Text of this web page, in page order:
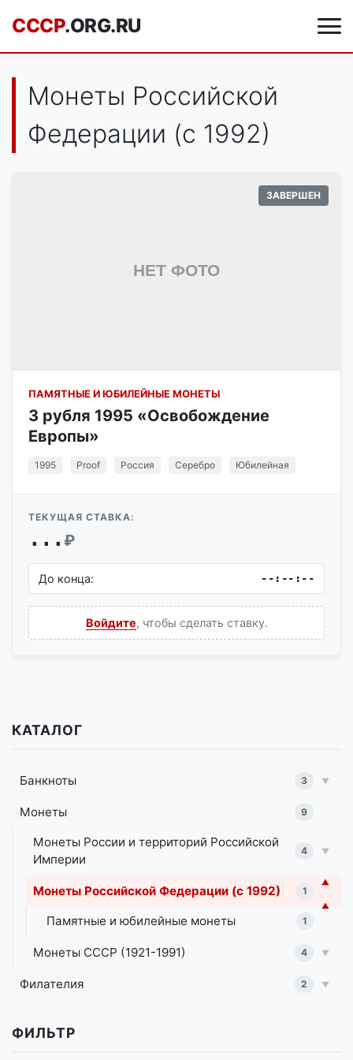
CCCP.ORG.RU
Монеты Российской
Федерации (с 1992)
ЗАВЕРШЕН
ПАМЯТНЫЕ И ЮБИЛЕЙНЫЕ МОНЕТЫ
3 рубля 1995 «Освобождение
Европы»
1995 Proof Россия Серебро Юбилейная
ТЕКУЩАЯ СТАВКА:
... ₽
До конца: --:--:--
Войдите, чтобы сделать ставку.
КАТАЛОГ
Банкноты 3 ▼
Монеты 9
▼
Монеты России и территорий Российской
Империи
4 ▼
Монеты Российской Федерации (с 1992) 1
▼
Памятные и юбилейные монеты 1
Монеты СССР (1921-1991) 4 ▼
Филателия 2 ▼
ФИЛЬТР